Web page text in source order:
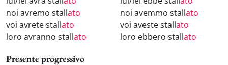
noi avremo stallato
voi avrete stallato
loro avranno stallato
noi avemmo stallato
voi aveste stallato
loro ebbero stallato
Presente progressivo